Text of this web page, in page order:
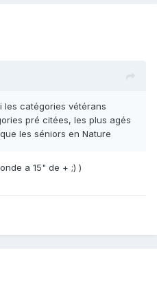
les catégories vétérans
pré citées, les plus agés
les séniors en Nature
a 15" de + ;) )